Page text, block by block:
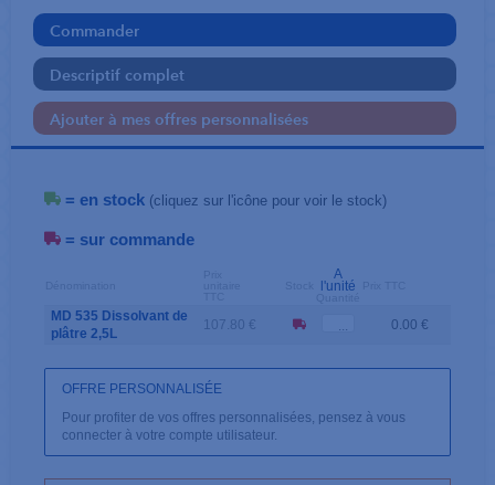
Commander
Descriptif complet
Ajouter à mes offres personnalisées
= en stock (cliquez sur l'icône pour voir le stock)
= sur commande
A
l'unité
MD 535 Dissolvant de
plâtre 2,5L
107.80 € 0.00 €
OFFRE PERSONNALISÉE
Pour profiter de vos offres personnalisées, pensez à vous
connecter à votre compte utilisateur.